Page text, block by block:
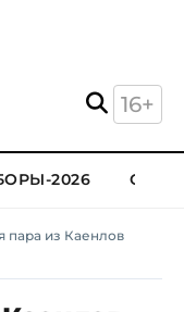
16+
2026
пара из Каенлов